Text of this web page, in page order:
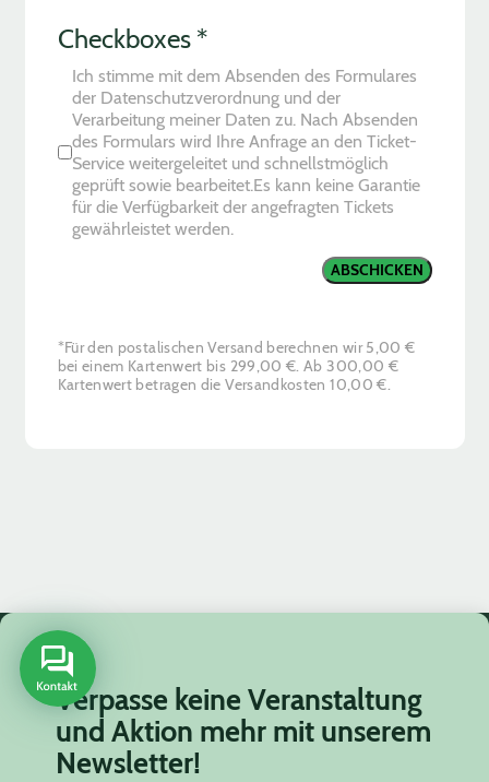
Checkboxes *
Ich stimme mit dem Absenden des Formulares
der Datenschutzverordnung und der
Verarbeitung meiner Daten zu. Nach Absenden
des Formulars wird Ihre Anfrage an den Ticket-
Service weitergeleitet und schnellstmöglich
geprüft sowie bearbeitet.Es kann keine Garantie
für die Verfügbarkeit der angefragten Tickets
gewährleistet werden.
ABSCHICKEN
*Für den postalischen Versand berechnen wir 5,00 €
bei einem Kartenwert bis 299,00 €. Ab 300,00 €
Kartenwert betragen die Versandkosten 10,00 €.
Verpasse keine Veranstaltung
und Aktion mehr mit unserem
Newsletter!